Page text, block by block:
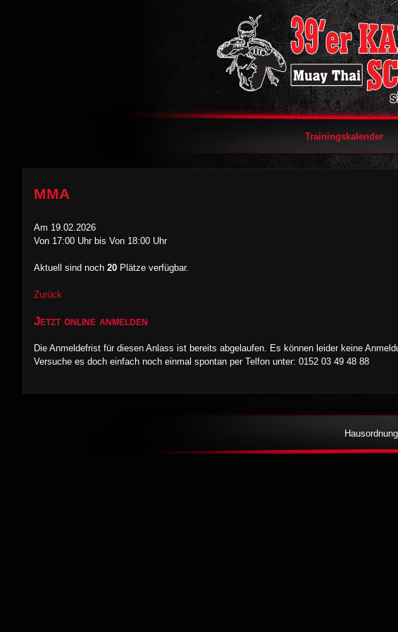
Trainingskalender
MMA
Am 19.02.2026
Von 17:00 Uhr bis Von 18:00 Uhr
Aktuell sind noch 20 Plätze verfügbar.
Zurück
Jetzt online anmelden
Die Anmeldefrist für diesen Anlass ist bereits abgelaufen. Es können leider keine
Versuche es doch einfach noch einmal spontan per Telfon unter: 0152 03 49 48 88
Hausordnung